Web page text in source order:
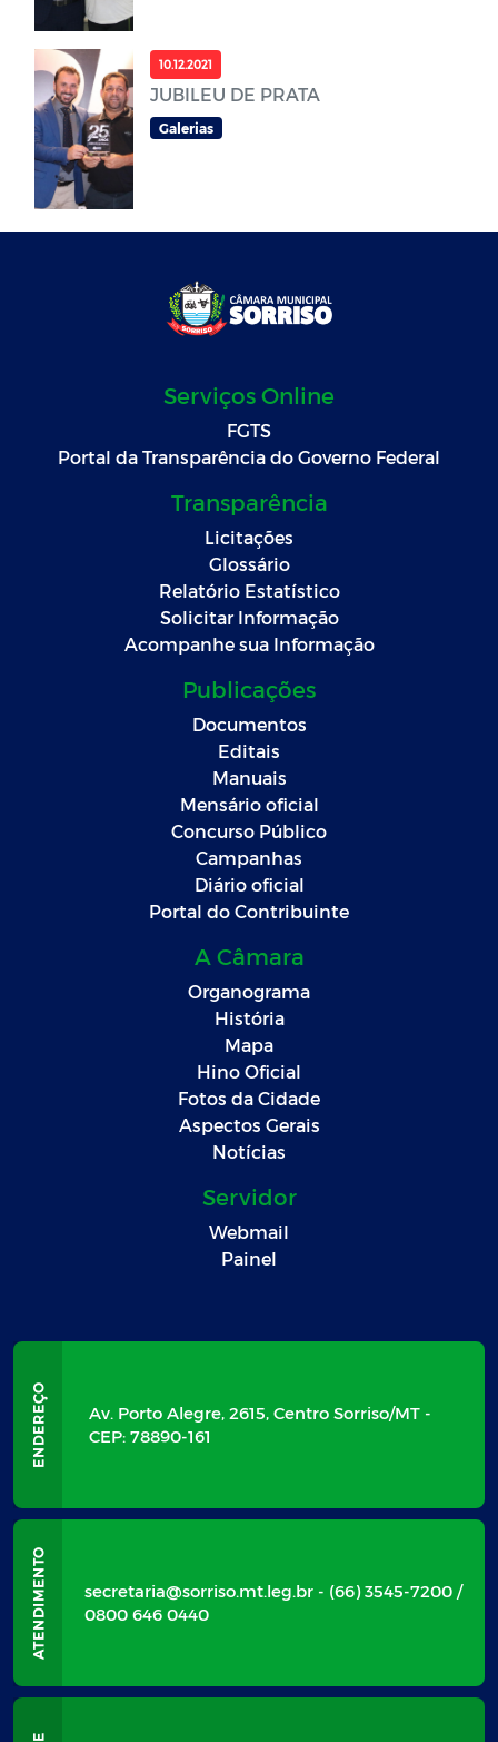
10.12.2021
JUBILEU DE PRATA
Galerias
Serviços Online
FGTS
Portal da Transparência do Governo Federal
Transparência
Licitações
Glossário
Relatório Estatístico
Solicitar Informação
Acompanhe sua Informação
Publicações
Documentos
Editais
Manuais
Mensário oficial
Concurso Público
Campanhas
Diário oficial
Portal do Contribuinte
A Câmara
Organograma
História
Mapa
Hino Oficial
Fotos da Cidade
Aspectos Gerais
Notícias
Servidor
Webmail
Painel
Av. Porto Alegre, 2615, Centro Sorriso/MT -
CEP: 78890-161
secretaria@sorriso.mt.leg.br - (66) 3545-7200 /
0800 646 0440